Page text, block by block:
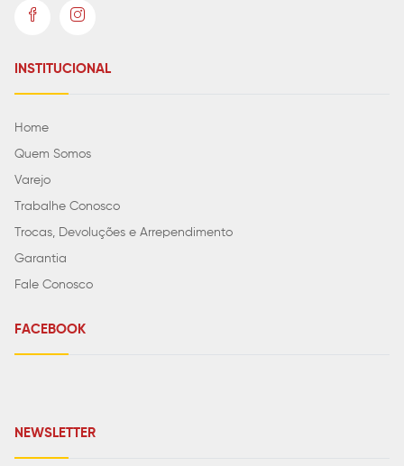
INSTITUCIONAL
Home
Quem Somos
Varejo
Trabalhe Conosco
Trocas, Devoluções e Arrependimento
Garantia
Fale Conosco
FACEBOOK
NEWSLETTER